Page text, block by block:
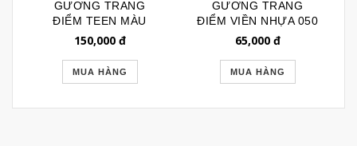
GƯƠNG TRANG
ĐIỂM TEEN MÀU
HỒNG 098
150,000đ
MUA HÀNG
GƯƠNG TRANG
ĐIỂM VIỀN NHỰA 050
65,000đ
MUA HÀNG